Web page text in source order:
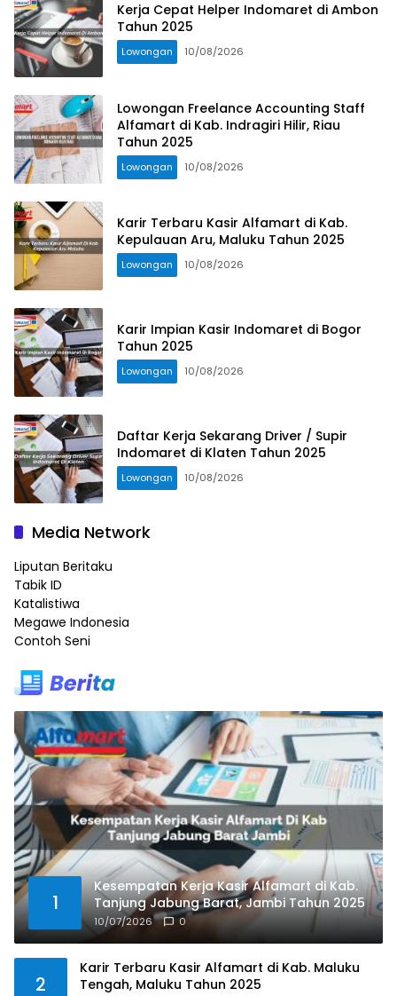
Kerja Cepat Helper Indomaret di Ambon
Tahun 2025
Lowongan 10/08/2026
Lowongan Freelance Accounting Staff
Alfamart di Kab. Indragiri Hilir, Riau
Tahun 2025
Lowongan 10/08/2026
Karir Terbaru Kasir Alfamart di Kab.
Kepulauan Aru, Maluku Tahun 2025
Lowongan 10/08/2026
Karir Impian Kasir Indomaret di Bogor
Tahun 2025
Lowongan 10/08/2026
Daftar Kerja Sekarang Driver / Supir
Indomaret di Klaten Tahun 2025
Lowongan 10/08/2026
Media Network
Liputan Beritaku
Tabik ID
Katalistiwa
Megawe Indonesia
Contoh Seni
1
Kesempatan Kerja Kasir Alfamart di Kab.
Tanjung Jabung Barat, Jambi Tahun 2025
10/07/2026 0
2
Karir Terbaru Kasir Alfamart di Kab. Maluku
Tengah, Maluku Tahun 2025